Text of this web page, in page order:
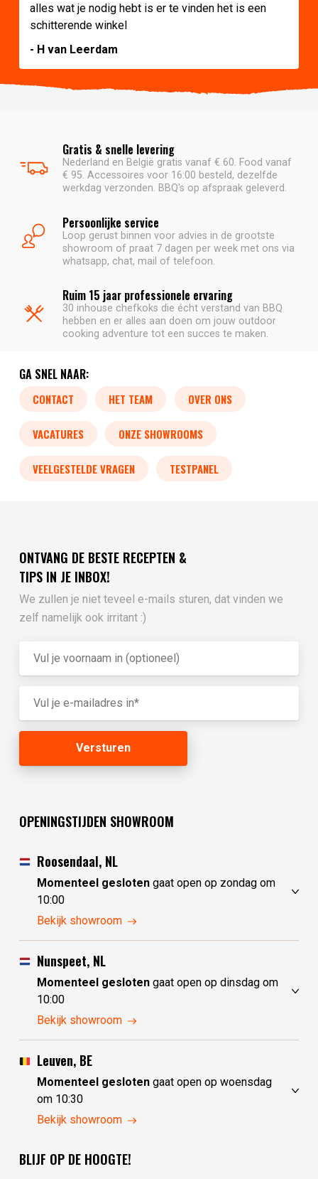
alles wat je nodig hebt is er te vinden het is een
schitterende winkel
- H van Leerdam
Gratis & snelle levering
Nederland en België gratis vanaf € 60. Food vanaf
€ 95. Accessoires voor 16:00 besteld, dezelfde
werkdag verzonden. BBQ's op afspraak geleverd.
Persoonlijke service
Loop gerust binnen voor advies in de grootste
showroom of praat 7 dagen per week met ons via
whatsapp, chat, mail of telefoon.
Ruim 15 jaar professionele ervaring
30 inhouse chefkoks die écht verstand van BBQ
hebben en er alles aan doen om jouw outdoor
cooking adventure tot een succes te maken.
GA SNEL NAAR:
CONTACT HET TEAM OVER ONS
VACATURES ONZE SHOWROOMS
VEELGESTELDE VRAGEN TESTPANEL
ONTVANG DE BESTE RECEPTEN &
TIPS IN JE INBOX!
We zullen je niet teveel e-mails sturen, dat vinden we
zelf namelijk ook irritant :)
OPENINGSTIJDEN SHOWROOM
Roosendaal, NL
Momenteel geslotengaat open op zondag om
10:00
zaterdag
zondag
10:00 - 17:30
maandag
dinsdag
gesloten
woensdag
donderdag
Bekijk showroom
Nunspeet, NL
Momenteel geslotengaat open op dinsdag om
10:00
zaterdag
zondag
gesloten
maandag
dinsdag
10:00 - 17:30
woensdag
10:00 - 17:30
donderdag
Bekijk showroom
Leuven, BE
Momenteel geslotengaat open op woensdag
om 10:30
zaterdag
maandag
Bekijk showroom
BLIJF OP DE HOOGTE!